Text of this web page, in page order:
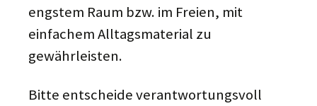
engstem Raum bzw. im Freien, mit
einfachem Alltagsmaterial zu
gewährleisten.
Bitte entscheide verantwortungsvoll